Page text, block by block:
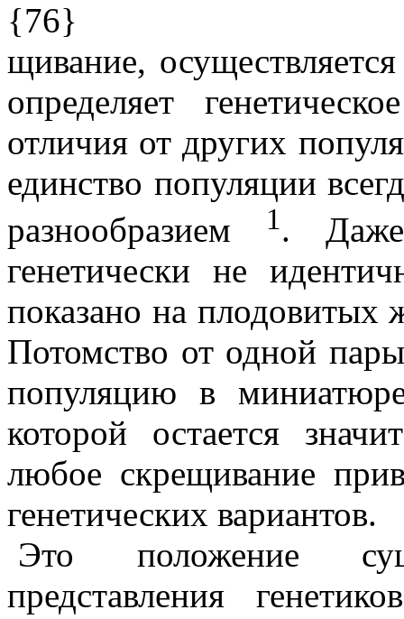
{76}
щивание,
определяет
отличия от других
единство популяции
разнообразием
1.
генетически не
показано на
Потомство от одной
популяцию в
которой остается
любое скрещивание
генетических вариантов.
Это положение
представления